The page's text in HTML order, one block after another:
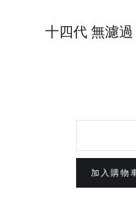
十四代 無濾